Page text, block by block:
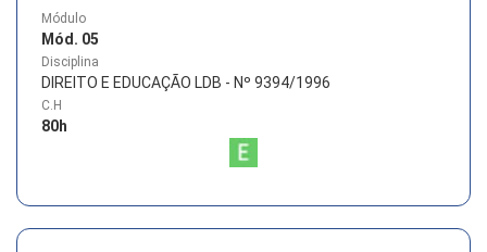
Módulo
Mód. 05
Disciplina
DIREITO E EDUCAÇÃO LDB - Nº 9394/1996
C.H
80h